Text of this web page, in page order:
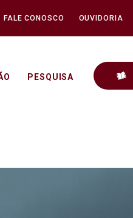
FALE CONOSCO OUVIDORIA
PESQUISA